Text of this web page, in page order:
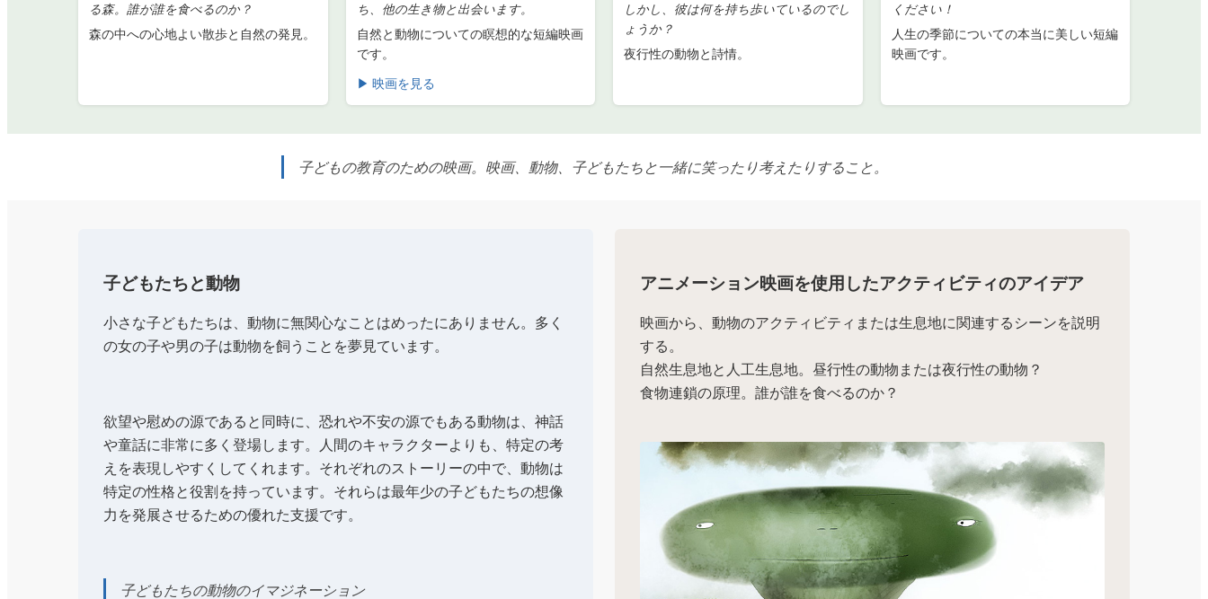
る森。誰が誰を食べるのか？
森の中への心地よい散歩と自然の発見。
ち、他の生き物と出会います。
自然と動物についての瞑想的な短編映画
です。
▶ 映画を見る
しかし、彼は何を持ち歩いているのでし
ょうか？
夜行性の動物と詩情。
ください！
人生の季節についての本当に美しい短編
映画です。
子どもの教育のための映画。映画、動物、子どもたちと一緒に笑ったり考えたりすること。
子どもたちと動物
小さな子どもたちは、動物に無関心なことはめったにありません。多く
の女の子や男の子は動物を飼うことを夢見ています。
欲望や慰めの源であると同時に、恐れや不安の源でもある動物は、神話
や童話に非常に多く登場します。人間のキャラクターよりも、特定の考
えを表現しやすくしてくれます。それぞれのストーリーの中で、動物は
特定の性格と役割を持っています。それらは最年少の子どもたちの想像
力を発展させるための優れた支援です。
子どもたちの動物のイマジネーション
アニメーション映画を使用したアクティビティのアイデア
映画から、動物のアクティビティまたは生息地に関連するシーンを説明
する。
自然生息地と人工生息地。昼行性の動物または夜行性の動物？
食物連鎖の原理。誰が誰を食べるのか？